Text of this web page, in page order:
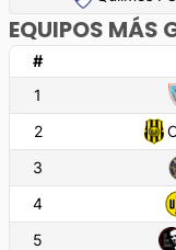
EQUIPOS MÁS
#
1
2
3
4
5